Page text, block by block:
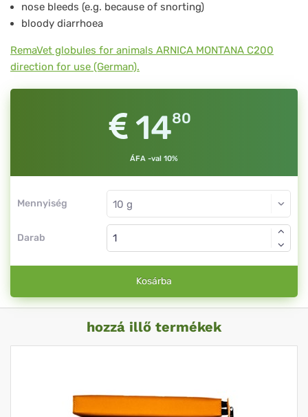
nose bleeds (e.g. because of snorting)
bloody diarrhoea
RemaVet globules for animals ARNICA MONTANA C200
direction for use (German).
1480
ÁFA -val 10%
Mennyiség
Darab
Kosárba
hozzá illő termékek